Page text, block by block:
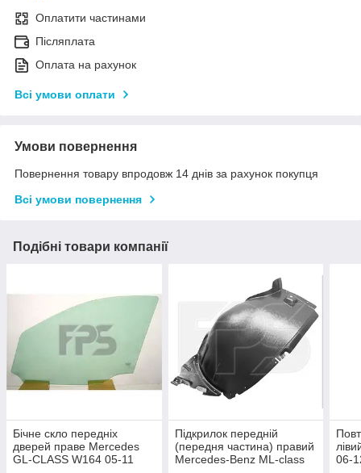
Оплатити частинами
Післяплата
Оплата на рахунок
Всі умови оплати
Умови повернення
Повернення товару впродовж 14 днів за рахунок покупця
Всі умови повернення
Подібні товари компанії
Бічне скло передніх
дверей праве Mercedes
GL-CLASS W164 05-11
Підкрилок передній
(передня частина) правий
Mercedes-Benz ML-class
06-